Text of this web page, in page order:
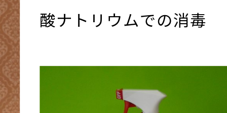
酸ナトリウムでの消毒